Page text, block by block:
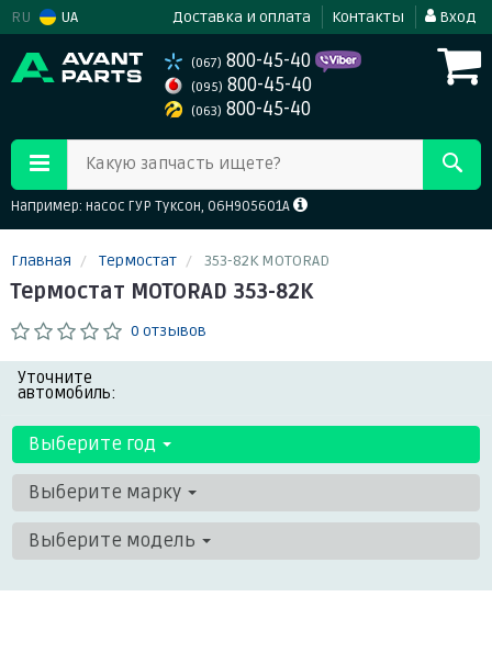
RU UA Доставка и оплата Контакты Вход
(067) 800-45-40
(095) 800-45-40
(063) 800-45-40
Какую запчасть ищете?
Например: насос ГУР Туксон, 06H905601A
Главная Термостат 353-82K MOTORAD
Термостат MOTORAD 353-82K
0 отзывов
Уточните
автомобиль:
Выберите год
Выберите марку
Выберите модель